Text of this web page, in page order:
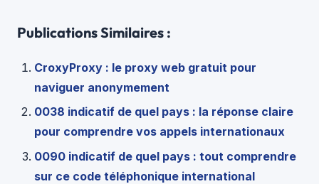
Publications Similaires :
CroxyProxy : le proxy web gratuit pour
naviguer anonymement
0038 indicatif de quel pays : la réponse claire
pour comprendre vos appels internationaux
0090 indicatif de quel pays : tout comprendre
sur ce code téléphonique international